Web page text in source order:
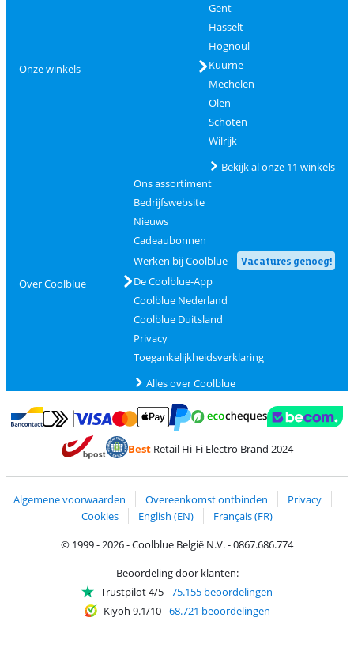
Onze winkels
Gent
Hasselt
Hognoul
Kuurne
Mechelen
Olen
Schoten
Wilrijk
Bekijk al onze 11 winkels
Over Coolblue
Ons assortiment
Bedrijfswebsite
Nieuws
Cadeaubonnen
Werken bij Coolblue
Vacatures genoeg!
De Coolblue-App
Coolblue Nederland
Coolblue Duitsland
Privacy
Toegankelijkheidsverklaring
Alles over Coolblue
Betalen met Bancontact
Betalen met MasterCard en Visa via ClickToPay
Betalen met PayPal
BestRetail Hi-Fi Electro Brand 2024
Algemene voorwaarden Overeenkomst ontbinden
Privacy
Cookies
English (EN)
Français (FR)
© 1999 - 2026 - Coolblue België N.V. - 0867.686.774
Beoordeling door klanten:
Trustpilot 4/5-75.155 beoordelingen
Kiyoh 9.1/10-68.721 beoordelingen